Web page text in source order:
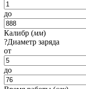
до
Калибр (мм)
?Диаметр заряда
от
до